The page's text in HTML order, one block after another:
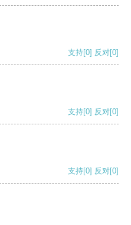
支持[0] 反对[0]
支持[0] 反对[0]
支持[0] 反对[0]